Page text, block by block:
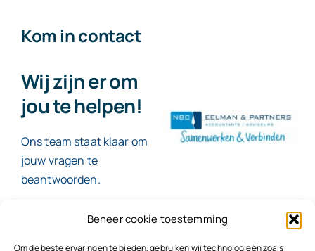
Beheer cookie toestemming
Om de beste ervaringen te bieden, gebruiken wij technologieën zoals
Kom in contact
Wij zijn er om
jou te helpen!
Ons team staat klaar om
jouw vragen te
beantwoorden.
Contact